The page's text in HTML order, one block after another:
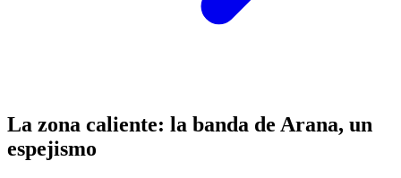
La zona caliente: la banda de Arana, un
espejismo